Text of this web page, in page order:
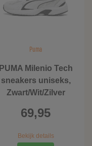
Puma
PUMA Milenio Tech
sneakers uniseks,
Zwart/Wit/Zilver
69,95
Bekijk details